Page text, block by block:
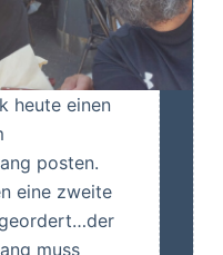
heute einen
posten.
eine zweite
muss